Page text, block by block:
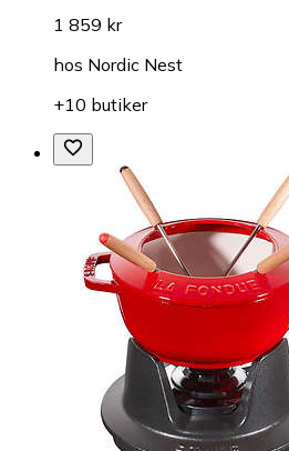
1 859 kr
hos Nordic Nest
+10 butiker